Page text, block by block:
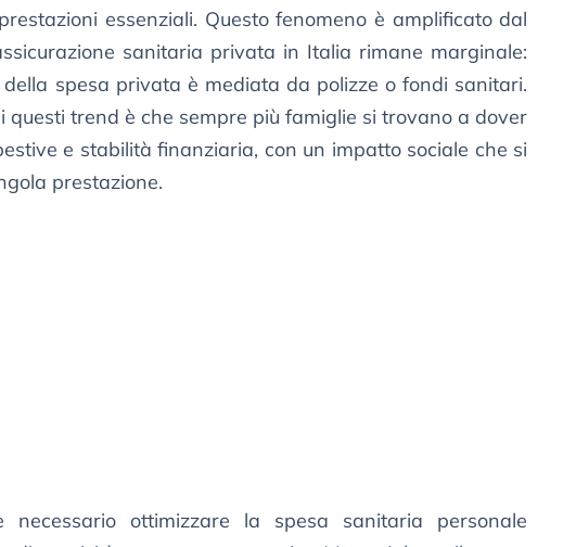
essenziali. Questo fenomeno è amplificato dal
sanitaria privata in Italia rimane marginale:
spesa privata è mediata da polizze o fondi sanitari.
questi trend è che sempre più famiglie si trovano a dover
e stabilità finanziaria, con un impatto sociale che si
prestazione.
ottimizzare la spesa sanitaria personale